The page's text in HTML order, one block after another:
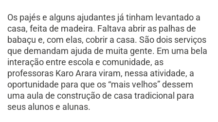
Os pajés e alguns ajudantes já tinham levantado a
casa, feita de madeira. Faltava abrir as palhas de
babaçu e, com elas, cobrir a casa. São dois serviços
que demandam ajuda de muita gente. Em uma bela
interação entre escola e comunidade, as
professoras Karo Arara viram, nessa atividade, a
oportunidade para que os “mais velhos” dessem
uma aula de construção de casa tradicional para
seus alunos e alunas.